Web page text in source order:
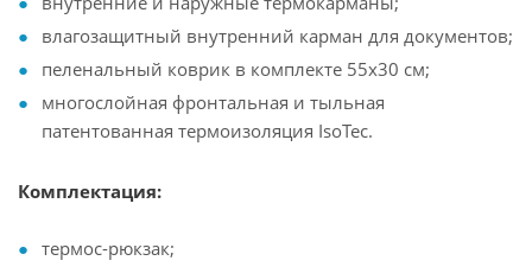
влагозащитный внутренний карман для документов;
пеленальный коврик в комплекте 55х30 см;
многослойная фронтальная и тыльная
патентованная термоизоляция IsoTec.
Комплектация:
термос-рюкзак;